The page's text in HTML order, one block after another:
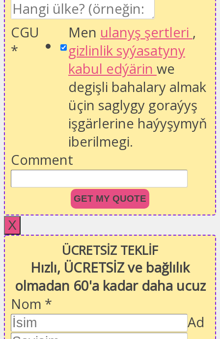
CGU
*
Men ulanyş şertleri ,
gizlinlik syýasatyny
kabul edýärin we
degişli bahalary almak
üçin saglygy goraýyş
işgärlerine haýyşymyň
iberilmegi.
Comment
GET MY QUOTE
X
ÜCRETSİZ TEKLİF
Hızlı, ÜCRETSİZ ve bağlılık
olmadan 60'a kadar daha ucuz
Nom *
Ad